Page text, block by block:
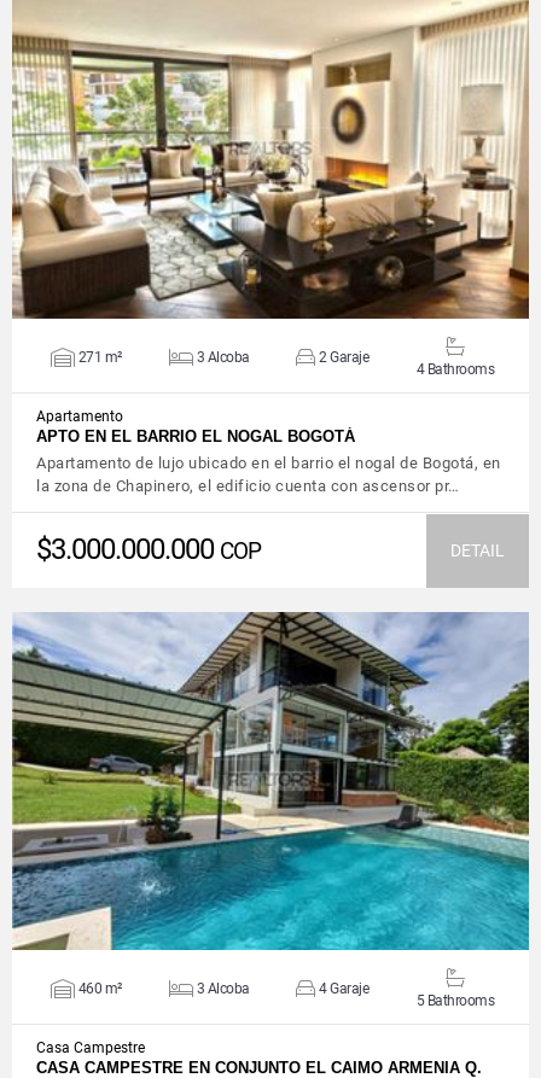
VIEW DETAILS
271 m² 3 Alcoba 2 Garaje
4 Bathrooms
Apartamento
APTO EN EL BARRIO EL NOGAL BOGOTÁ
Apartamento de lujo ubicado en el barrio el nogal de Bogotá, en
la zona de Chapinero, el edificio cuenta con ascensor pr…
$3.000.000.000 COP DETAIL
VIEW DETAILS
460 m² 3 Alcoba 4 Garaje
5 Bathrooms
Casa Campestre
CASA CAMPESTRE EN CONJUNTO EL CAIMO ARMENIA Q.